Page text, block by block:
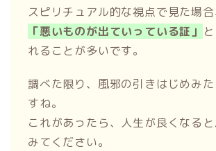
スピリチュアル的な視点で見た場
「悪いものが出ていっている証」
れることが多いです。
調べた限り、風邪の引きはじめみ
すね。
これがあったら、人生が良くなる
みてください。